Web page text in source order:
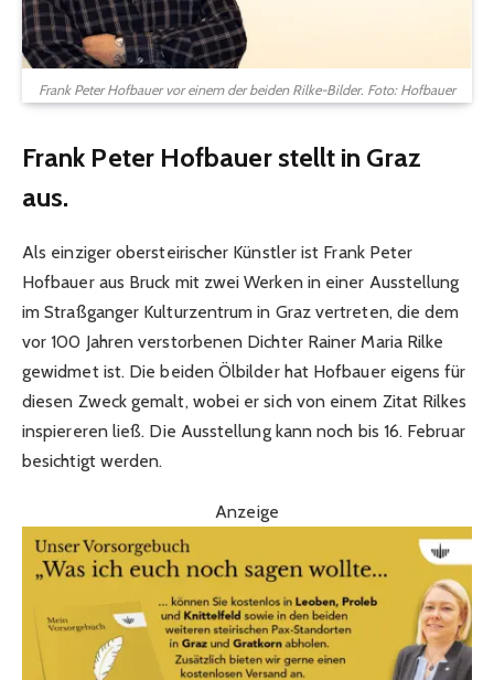
Frank Peter Hofbauer vor einem der beiden Rilke-Bilder. Foto: Hofbauer
Frank Peter Hofbauer stellt in Graz
aus.
Als einziger obersteirischer Künstler ist Frank Peter
Hofbauer aus Bruck mit zwei Werken in einer Ausstellung
im Straßganger Kulturzentrum in Graz vertreten, die dem
vor 100 Jahren verstorbenen Dichter Rainer Maria Rilke
gewidmet ist. Die beiden Ölbilder hat Hofbauer eigens für
diesen Zweck gemalt, wobei er sich von einem Zitat Rilkes
inspiereren ließ. Die Ausstellung kann noch bis 16. Februar
besichtigt werden.
Anzeige